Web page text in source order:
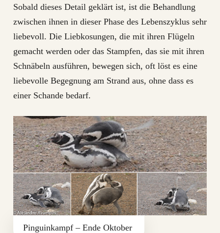
Sobald dieses Detail geklärt ist, ist die Behandlung
zwischen ihnen in dieser Phase des Lebenszyklus sehr
liebevoll. Die Liebkosungen, die mit ihren Flügeln
gemacht werden oder das Stampfen, das sie mit ihren
Schnäbeln ausführen, bewegen sich, oft löst es eine
liebevolle Begegnung am Strand aus, ohne dass es
einer Schande bedarf.
Pinguinkampf – Ende Oktober